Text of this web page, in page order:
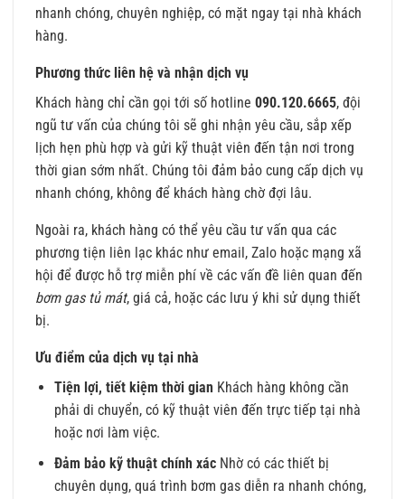
nhanh chóng, chuyên nghiệp, có mặt ngay tại nhà khách
hàng.
Phương thức liên hệ và nhận dịch vụ
Khách hàng chỉ cần gọi tới số hotline 090.120.6665, đội
ngũ tư vấn của chúng tôi sẽ ghi nhận yêu cầu, sắp xếp
lịch hẹn phù hợp và gửi kỹ thuật viên đến tận nơi trong
thời gian sớm nhất. Chúng tôi đảm bảo cung cấp dịch vụ
nhanh chóng, không để khách hàng chờ đợi lâu.
Ngoài ra, khách hàng có thể yêu cầu tư vấn qua các
phương tiện liên lạc khác như email, Zalo hoặc mạng xã
hội để được hỗ trợ miễn phí về các vấn đề liên quan đến
bơm gas tủ mát, giá cả, hoặc các lưu ý khi sử dụng thiết
bị.
Ưu điểm của dịch vụ tại nhà
Tiện lợi, tiết kiệm thời gian Khách hàng không cần
phải di chuyển, có kỹ thuật viên đến trực tiếp tại nhà
hoặc nơi làm việc.
Đảm bảo kỹ thuật chính xácNhờ có các thiết bị
chuyên dụng, quá trình bơm gas diễn ra nhanh chóng,